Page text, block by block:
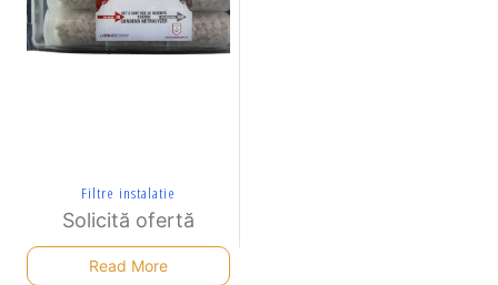
Filtre instalatie
Solicită ofertă
Read More